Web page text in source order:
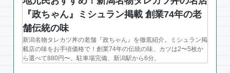
『政ちゃん』ミシュラン掲載 創業74年の老
舗伝統の味
新潟名物タレカツ丼の老舗『政ちゃん』を徹底紹介。ミシュラン掲
載店の味をお手頃価格で！創業74年の伝統の味、カツは2〜5枚か
ら選べて880円〜。駐車場完備、新潟駅から6分。